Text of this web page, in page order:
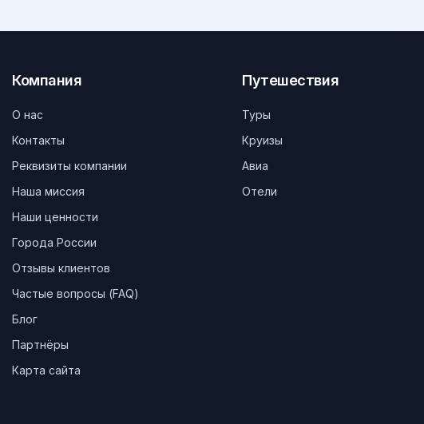
Компания
О нас
Контакты
Реквизиты компании
Наша миссия
Наши ценности
Города России
Отзывы клиентов
Частые вопросы (FAQ)
Блог
Партнёры
Карта сайта
Путешествия
Туры
Круизы
Авиа
Отели